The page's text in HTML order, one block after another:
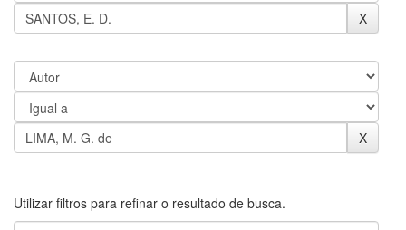
Utilizar filtros para refinar o resultado de busca.